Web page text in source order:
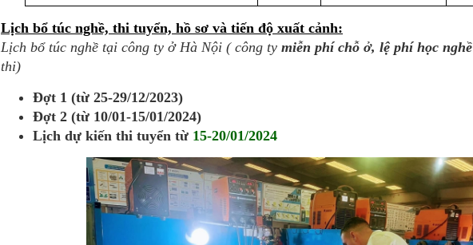
Lịch bổ túc nghề, thi tuyển, hồ sơ và tiến độ xuất cảnh:
Lịch bổ túc nghề tại công ty ởHà Nội ( công ty miễn phí chỗ ở, lệ phí học nghề
thi)
Đợt 1 (từ 25-29/12/2023)
Đợt 2 (từ 10/01-15/01/2024)
Lịch dự kiến thi tuyển từ 15-20/01/2024